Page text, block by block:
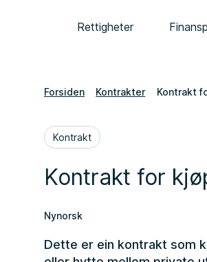
Rettigheter
Forsiden Kontrakter Kontrakt
Kontrakt
Kontrakt for
Nynorsk
Dette er ein kontrakt som